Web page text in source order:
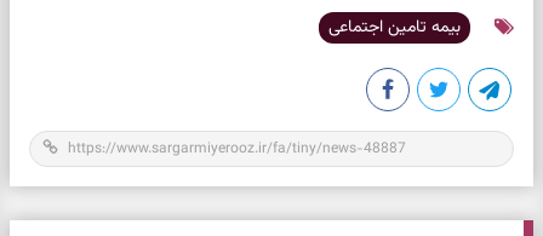
بیمه تامین اجتماعی